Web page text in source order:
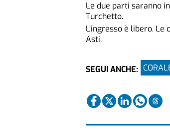
Le due parti saranno
Turchetto.
L’ingresso è libero.
Asti.
SEGUI ANCHE: